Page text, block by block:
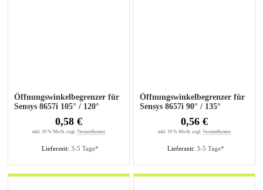
Öffnungswinkelbegrenzer für
Sensys 8657i 105° / 120°
Lieferzeit: 3-5 Tage*
0,58 €
inkl. 19 % MwSt. zzgl. Versandkosten
Öffnungswinkelbegrenzer für
Sensys 8657i 90° / 135°
Lieferzeit: 3-5 Tage*
0,56 €
inkl. 19 % MwSt. zzgl. Versandkosten